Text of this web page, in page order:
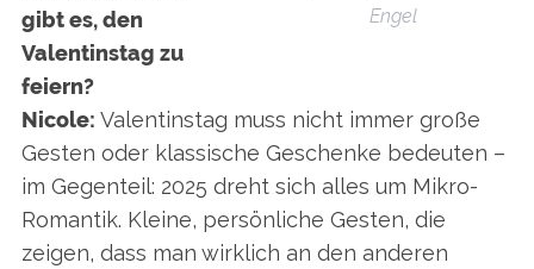
Engel
gibt es, den
Valentinstag zu
feiern?
Nicole: Valentinstag muss nicht immer große
Gesten oder klassische Geschenke bedeuten –
im Gegenteil: 2025 dreht sich alles um Mikro-
Romantik. Kleine, persönliche Gesten, die
zeigen, dass man wirklich an den anderen